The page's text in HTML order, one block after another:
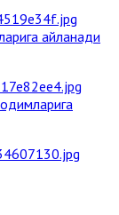
айланади